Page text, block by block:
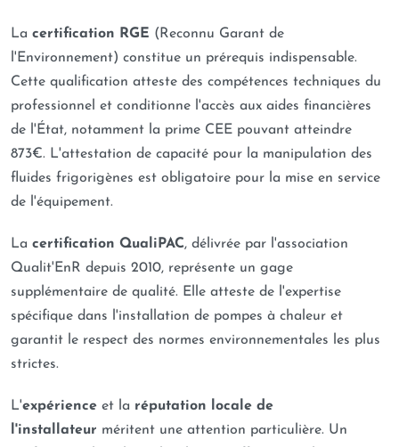
La certification RGE (Reconnu Garant de
l'Environnement) constitue un prérequis indispensable.
Cette qualification atteste des compétences techniques du
professionnel et conditionne l'accès aux aides financières
de l'État, notamment la prime CEE pouvant atteindre
873€. L'attestation de capacité pour la manipulation des
fluides frigorigènes est obligatoire pour la mise en service
de l'équipement.
La certification QualiPAC, délivrée par l'association
Qualit'EnR depuis 2010, représente un gage
supplémentaire de qualité. Elle atteste de l'expertise
spécifique dans l'installation de pompes à chaleur et
garantit le respect des normes environnementales les plus
strictes.
L'expérience et la réputation locale de
l'installateur méritent une attention particulière. Un